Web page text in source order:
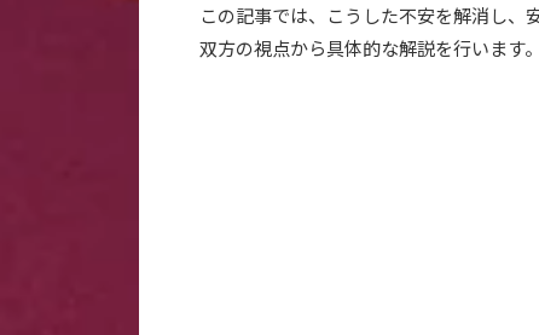
この記事では、こうした不安を解消し
双方の視点から具体的な解説を行います。